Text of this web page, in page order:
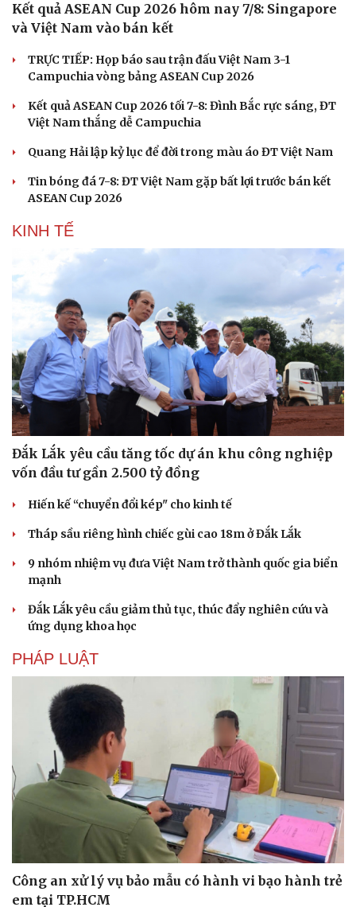
Du lịch
Tư vấn
Podcast
Câu chuyện thời sự
Đọc truyện đêm khuya
Cửa sổ tình yêu
Kể chuyện cho bé
Kết quả ASEAN Cup 2026 hôm nay 7/8: Singapore
và Việt Nam vào bán kết
TRỰC TIẾP: Họp báo sau trận đấu Việt Nam 3-1
Campuchia vòng bảng ASEAN Cup 2026
Kết quả ASEAN Cup 2026 tối 7-8: Đình Bắc rực sáng, ĐT
Việt Nam thắng dễ Campuchia
Quang Hải lập kỷ lục để đời trong màu áo ĐT Việt Nam
Tin bóng đá 7-8: ĐT Việt Nam gặp bất lợi trước bán kết
ASEAN Cup 2026
KINH TẾ
Đắk Lắk yêu cầu tăng tốc dự án khu công nghiệp
vốn đầu tư gần 2.500 tỷ đồng
Hiến kế “chuyển đổi kép" cho kinh tế
Tháp sầu riêng hình chiếc gùi cao 18m ở Đắk Lắk
9 nhóm nhiệm vụ đưa Việt Nam trở thành quốc gia biển
mạnh
Đắk Lắk yêu cầu giảm thủ tục, thúc đẩy nghiên cứu và
ứng dụng khoa học
PHÁP LUẬT
Công an xử lý vụ bảo mẫu có hành vi bạo hành trẻ
em tại TP.HCM